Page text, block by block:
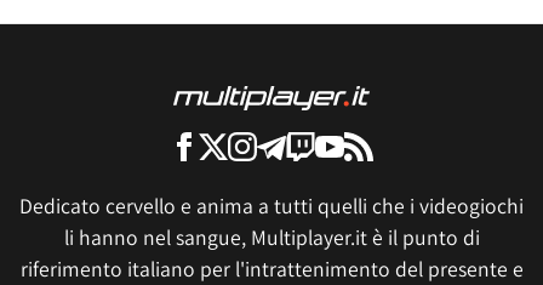
Dedicato cervello e anima a tutti quelli che i videogiochi
li hanno nel sangue, Multiplayer.it è il punto di
riferimento italiano per l'intrattenimento del presente e